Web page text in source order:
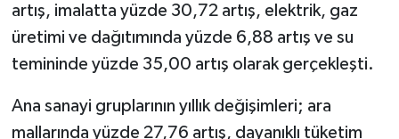
artış, imalatta yüzde 30,72 artış, elektrik, gaz
üretimi ve dağıtımında yüzde 6,88 artış ve su
temininde yüzde 35,00 artış olarak gerçekleşti.
Ana sanayi gruplarının yıllık değişimleri; ara
mallarında yüzde 27,76 artış, dayanıklı tüketim